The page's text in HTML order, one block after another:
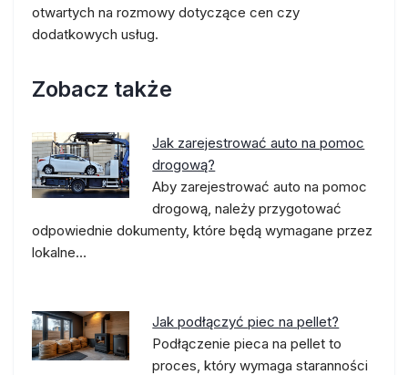
otwartych na rozmowy dotyczące cen czy
dodatkowych usług.
Zobacz także
Jak zarejestrować auto na pomoc
drogową?
Aby zarejestrować auto na pomoc
drogową, należy przygotować
odpowiednie dokumenty, które będą wymagane przez
lokalne…
Jak podłączyć piec na pellet?
Podłączenie pieca na pellet to
proces, który wymaga staranności